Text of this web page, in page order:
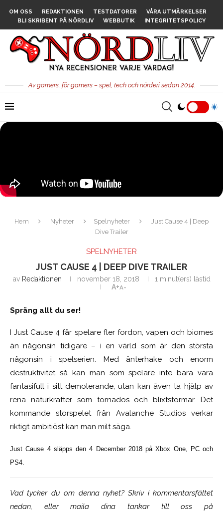
OM OSS REDAKTIONEN TESTDATORER
VÅRA UTMÄRKELSER
BLI SKRIBENT PÅ NÖRDLIV
WEBBUTIK INTEGRITETSPOLICY
Av gamers, för gamers – spel, tech och nörderi sedan 2014.
Hem Nyheter Spelnyheter
Just Cause 4 | Deep
Dive Trailer
SPELNYHETER
JUST CAUSE 4 | DEEP DIVE TRAILER
av Redaktionen november 18, 2018
1 minut(ers) lästid
A+A-
Spräng allt du ser!
I Just Cause 4 får spelare fler fordon, vapen och biomes
än någonsin tidigare – i en värld som är den största
någonsin i spelserien. Med änterhake och enorm
destruktivitet så kan man som spelare inte bara vara
fantasifull i sitt demolerande, utan kan även ta hjälp av
rena naturkrafter som tornados och blixtstormar. Det
kommande storspelet från Avalanche Studios verkar
riktigt ambitiöst kan man milt säga.
Just Cause 4 släpps den 4 December 2018 på Xbox One, PC och
PS4.
Vad tycker du om denna nyhet? Skriv i kommentarsfältet
nedan, eller maila dina tankar till oss på